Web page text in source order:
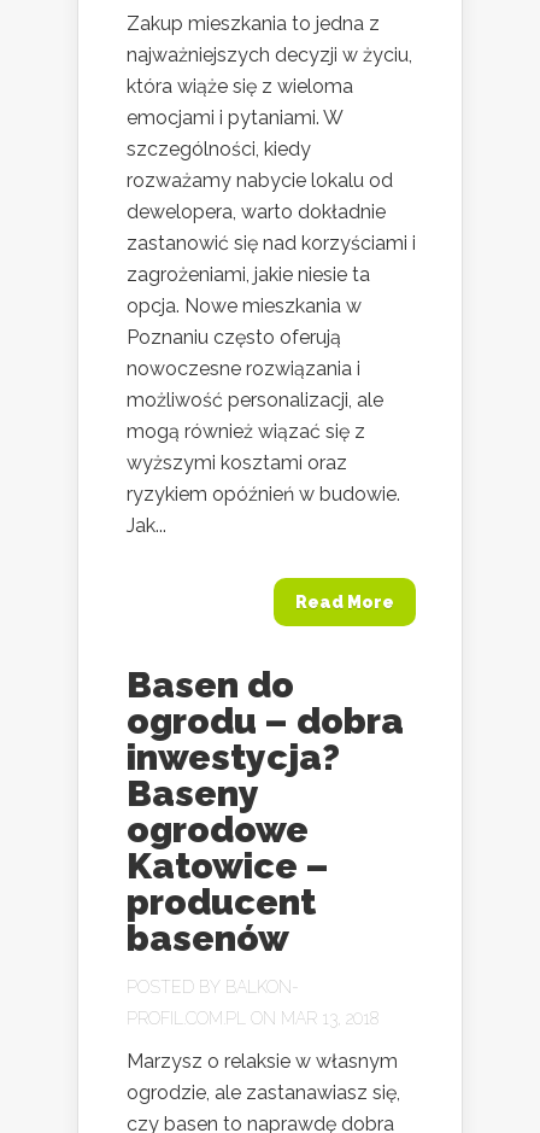
Zakup mieszkania to jedna z
najważniejszych decyzji w życiu,
która wiąże się z wieloma
emocjami i pytaniami. W
szczególności, kiedy
rozważamy nabycie lokalu od
dewelopera, warto dokładnie
zastanowić się nad korzyściami i
zagrożeniami, jakie niesie ta
opcja. Nowe mieszkania w
Poznaniu często oferują
nowoczesne rozwiązania i
możliwość personalizacji, ale
mogą również wiązać się z
wyższymi kosztami oraz
ryzykiem opóźnień w budowie.
Jak...
Read More
Basen do
ogrodu – dobra
inwestycja?
Baseny
ogrodowe
Katowice –
producent
basenów
POSTED BY BALKON-
PROFIL.COM.PL
ON MAR 13, 2018
Marzysz o relaksie w własnym
ogrodzie, ale zastanawiasz się,
czy basen to naprawdę dobra